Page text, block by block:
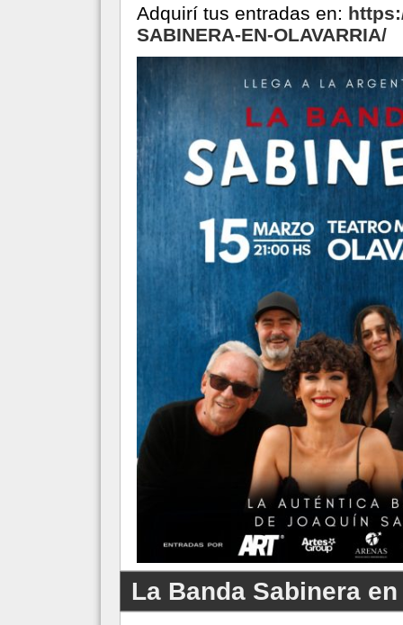
Adquirí tus entradas en:
SABINERA-EN-OLAVARRIA/
La Banda Sabinera